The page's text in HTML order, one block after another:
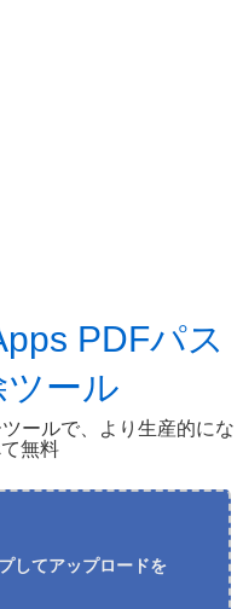
PDFパス
ツール
ールで、より生産的にな
無料
してアップロードを